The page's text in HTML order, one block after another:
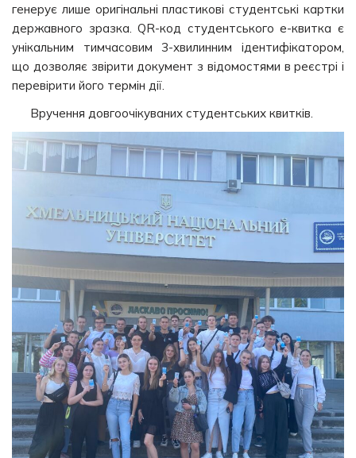
генерує лише оригінальні пластикові студентські картки
державного зразка. QR-код студентського е-квитка є
унікальним тимчасовим 3-хвилинним ідентифікатором,
що дозволяє звірити документ з відомостями в реєстрі і
перевірити його термін дії.
Вручення довгоочікуваних студентських квитків.